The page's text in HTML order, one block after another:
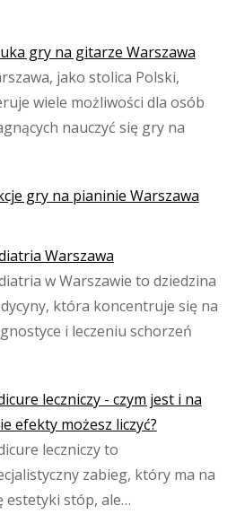
gry na gitarze Warszawa
jako stolica Polski,
wiele możliwości dla osób
nauczyć się gry na
gry na pianinie Warszawa
Warszawa
w Warszawie to dziedzina
która koncentruje się na
i leczeniu schorzeń
leczniczy - czym jest i na
efekty możesz liczyć?
leczniczy to
zabieg, który ma na
estetyki stóp, ale…